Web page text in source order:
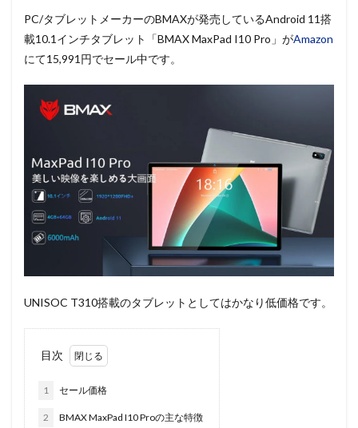
PC/タブレットメーカーのBMAXが発売しているAndroid 11搭
載10.1インチタブレット「BMAX MaxPad I10 Pro」がAmazon
にて15,991円でセール中です。
UNISOC T310搭載のタブレットとしてはかなり低価格です。
目次
1 セール価格
2 BMAX MaxPad I10 Proの主な特徴